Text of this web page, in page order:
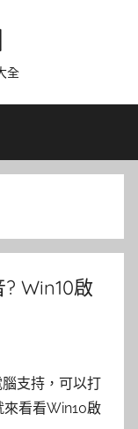
全
Win10啟
支持，可以打
來看看Win10啟